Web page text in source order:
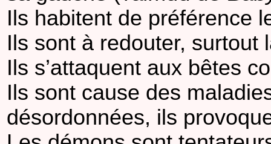
Ils habitent de préférence
Ils sont à redouter, surtout
Ils s’attaquent aux bêtes
Ils sont cause des
désordonnées, ils